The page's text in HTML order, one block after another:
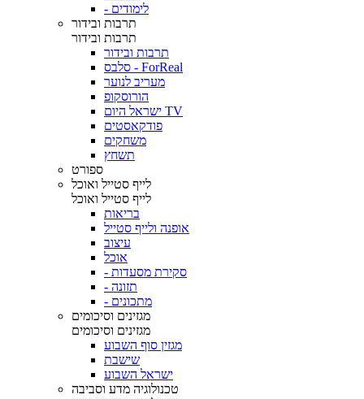
- לימודים
תרבות ובידור
תרבות ובידור
תרבות ובידור
סלבס - ForReal
מעריב לנוער
הורוסקופ
ישראל היום TV
פודקאסטים
משחקים
תשחץ
ספורט
לייף סטייל ואוכל
לייף סטייל ואוכל
בריאות
אופנה ולייף סטייל
עיצוב
אוכל
- סקירת מסעדות
- תזונה
- מתכונים
מגזינים וסיכומים
מגזינים וסיכומים
מגזין סוף השבוע
שישבת
ישראל השבוע
טכנולוגיה מדע וסביבה